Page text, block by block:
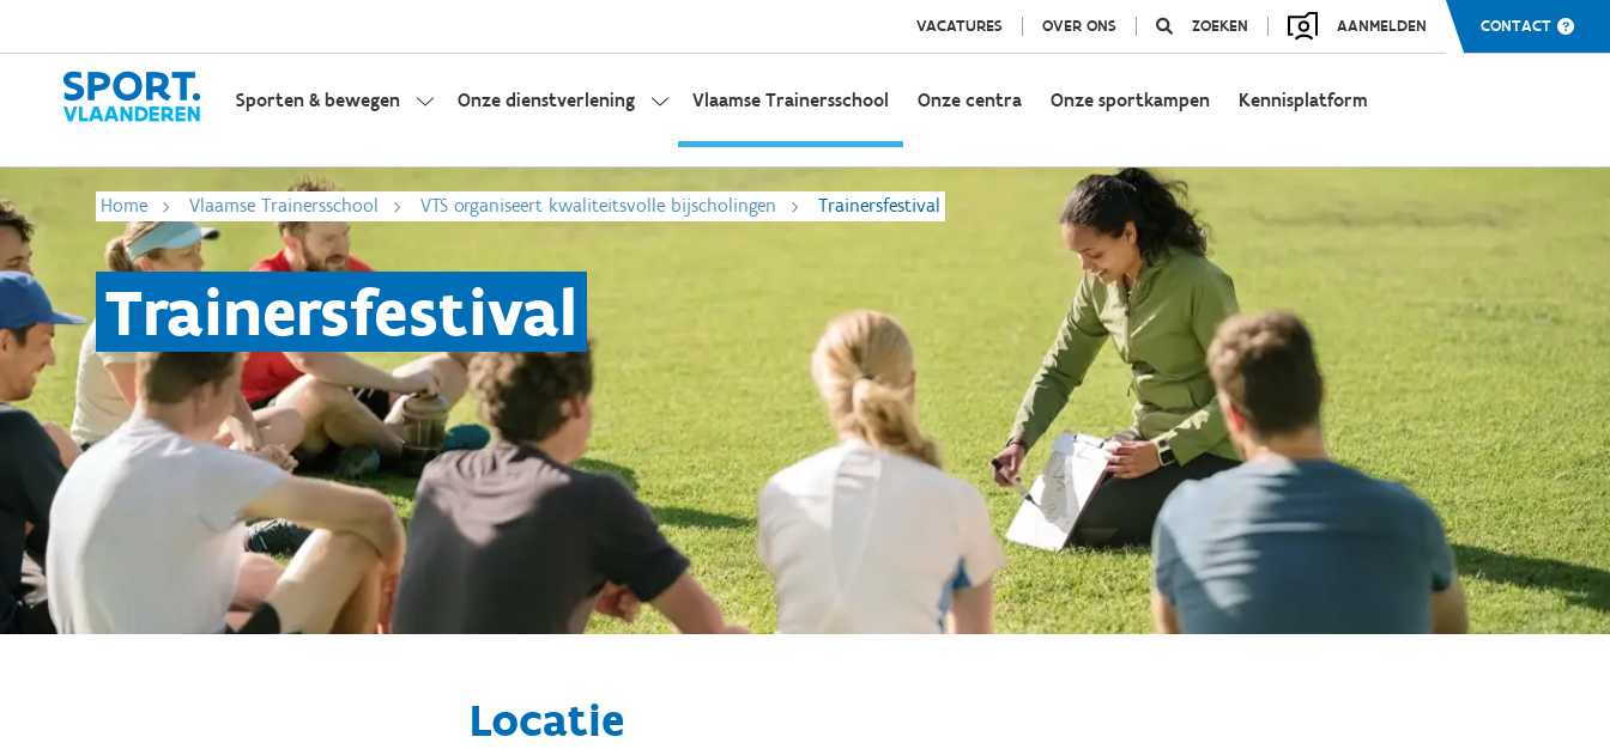
VACATURES OVER ONS ZOEKEN AANMELDEN CONTACT
Sporten & bewegen Onze dienstverlening Vlaamse Trainersschool Onze centra Onze sportkampen Kennisplatform
Home Vlaamse Trainersschool VTS organiseert kwaliteitsvolle bijscholingen Trainersfestival
Trainersfestival
Locatie